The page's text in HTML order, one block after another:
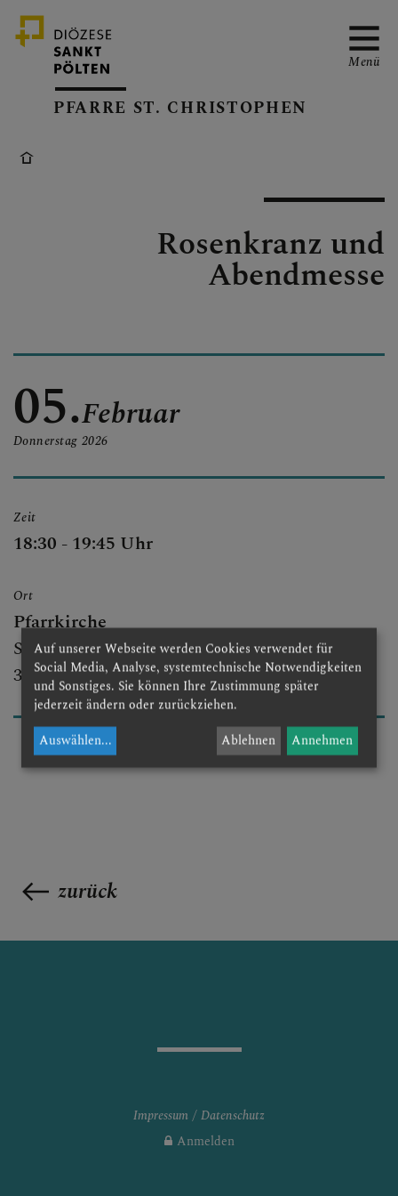
TERMINE
PFARRGRUPPEN
PFARRE ST. CHRISTOPHEN
Menü
Rosenkranz und
Abendmesse
05.
Donnerstag
Februar
2026
Zeit
18:30 - 19:45 Uhr
Ort
Pfarrkirche
Schulgasse 1
3051 St. Christophen
zurück
Impressum
Datenschutz
Anmelden
Auf unserer Webseite werden Cookies verwendet für
Social Media, Analyse, systemtechnische Notwendigkeiten
und Sonstiges. Sie können Ihre Zustimmung später
jederzeit ändern oder zurückziehen.
Auswählen... Ablehnen Annehmen